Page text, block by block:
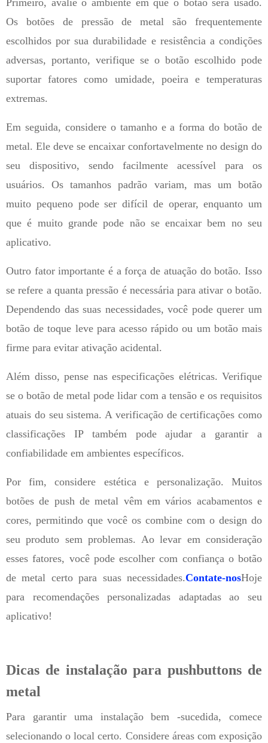
Primeiro, avalie o ambiente em que o botão será usado.
Os botões de pressão de metal são frequentemente
escolhidos por sua durabilidade e resistência a condições
adversas, portanto, verifique se o botão escolhido pode
suportar fatores como umidade, poeira e temperaturas
extremas.
Em seguida, considere o tamanho e a forma do botão de
metal. Ele deve se encaixar confortavelmente no design do
seu dispositivo, sendo facilmente acessível para os
usuários. Os tamanhos padrão variam, mas um botão
muito pequeno pode ser difícil de operar, enquanto um
que é muito grande pode não se encaixar bem no seu
aplicativo.
Outro fator importante é a força de atuação do botão. Isso
se refere a quanta pressão é necessária para ativar o botão.
Dependendo das suas necessidades, você pode querer um
botão de toque leve para acesso rápido ou um botão mais
firme para evitar ativação acidental.
Além disso, pense nas especificações elétricas. Verifique
se o botão de metal pode lidar com a tensão e os requisitos
atuais do seu sistema. A verificação de certificações como
classificações IP também pode ajudar a garantir a
confiabilidade em ambientes específicos.
Por fim, considere estética e personalização. Muitos
botões de push de metal vêm em vários acabamentos e
cores, permitindo que você os combine com o design do
seu produto sem problemas. Ao levar em consideração
esses fatores, você pode escolher com confiança o botão
de metal certo para suas necessidades.Contate-nosHoje
para recomendações personalizadas adaptadas ao seu
aplicativo!
Dicas de instalação para pushbuttons de
metal
Para garantir uma instalação bem -sucedida, comece
selecionando o local certo. Considere áreas com exposição